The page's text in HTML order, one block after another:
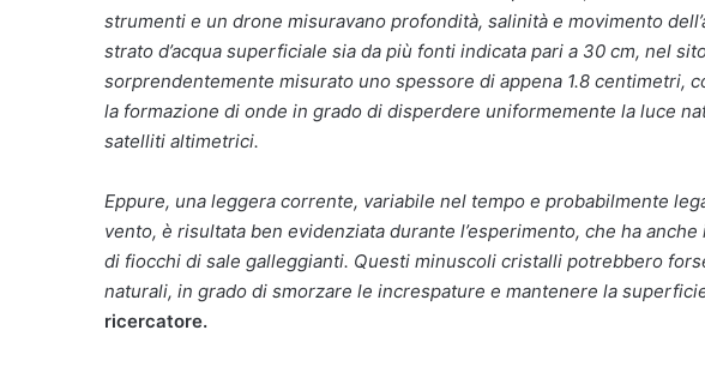
strumenti e un drone misuravano profondità, salinità e movimento
strato d’acqua superficiale sia da più fonti indicata pari a 30 cm, nel
sorprendentemente misurato uno spessore di appena 1.8 centimetri,
la formazione di onde in grado di disperdere uniformemente la luce
satelliti altimetrici.
Eppure, una leggera corrente, variabile nel tempo e probabilmente
vento, è risultata ben evidenziata durante l’esperimento, che ha
di fiocchi di sale galleggianti. Questi minuscoli cristalli potrebbero
naturali, in grado di smorzare le increspature e mantenere la
ricercatore.